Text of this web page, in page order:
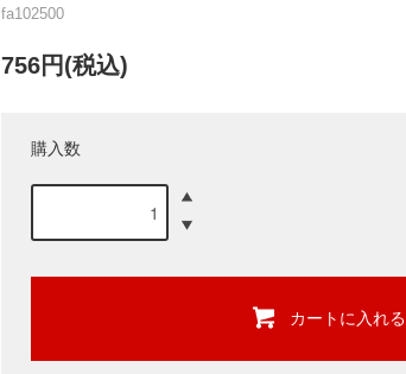
fa102500
756円(税込)
購入数
カートに入れる